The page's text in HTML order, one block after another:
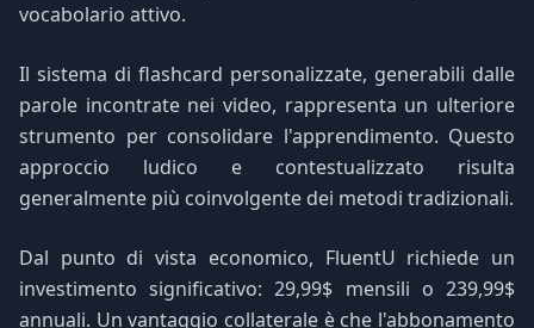
vocabolario attivo.
Il sistema di flashcard personalizzate, generabili dalle
parole incontrate nei video, rappresenta un ulteriore
strumento per consolidare l'apprendimento. Questo
approccio ludico e contestualizzato risulta
generalmente più coinvolgente dei metodi tradizionali.
Dal punto di vista economico, FluentU richiede un
investimento significativo: 29,99$ mensili o 239,99$
annuali. Un vantaggio collaterale è che l'abbonamento